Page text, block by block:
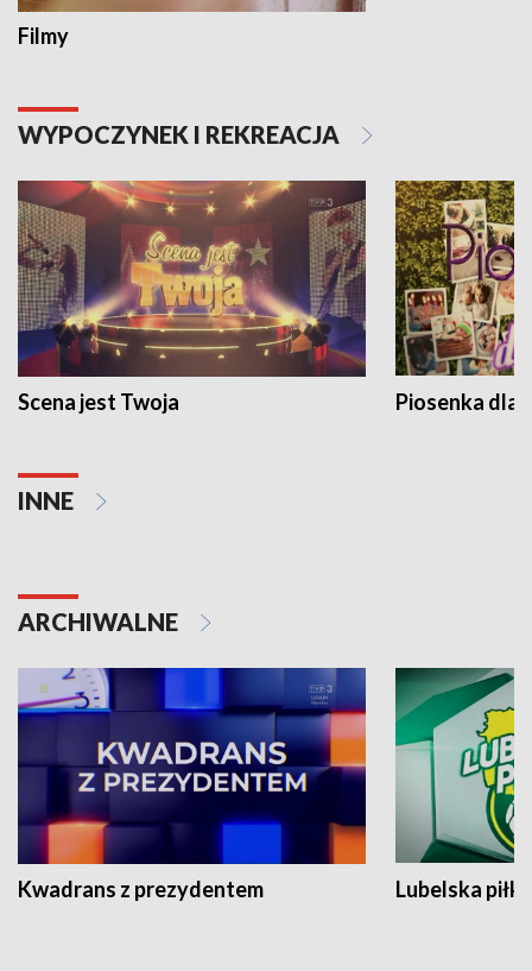
Filmy
WYPOCZYNEK I REKREACJA
Scena jest Twoja Piosenka dla
INNE
ARCHIWALNE
Kwadrans z prezydentem Lubelska piłka